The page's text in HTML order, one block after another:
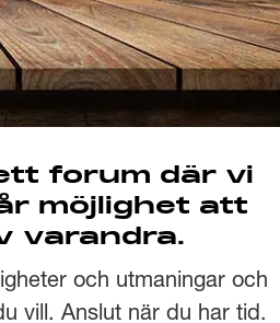
forum där vi
möjlighet att
varandra.
och utmaningar och
vill. Anslut när du har tid.